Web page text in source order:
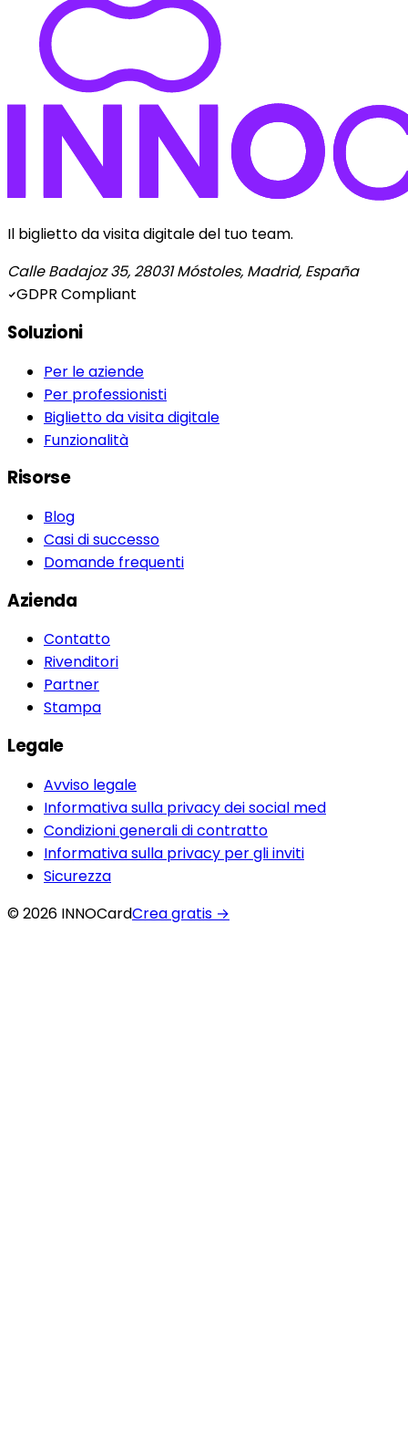
Il biglietto da visita digitale del tuo team.
Calle Badajoz 35, 28031 Móstoles, Madrid, España
GDPR Compliant
Soluzioni
Per le aziende
Per professionisti
Biglietto da visita digitale
Funzionalità
Risorse
Blog
Casi di successo
Domande frequenti
Azienda
Contatto
Rivenditori
Partner
Stampa
Legale
Avviso legale
Informativa sulla privacy dei social med
Condizioni generali di contratto
Informativa sulla privacy per gli inviti
Sicurezza
© 2026 INNOCardCrea gratis →